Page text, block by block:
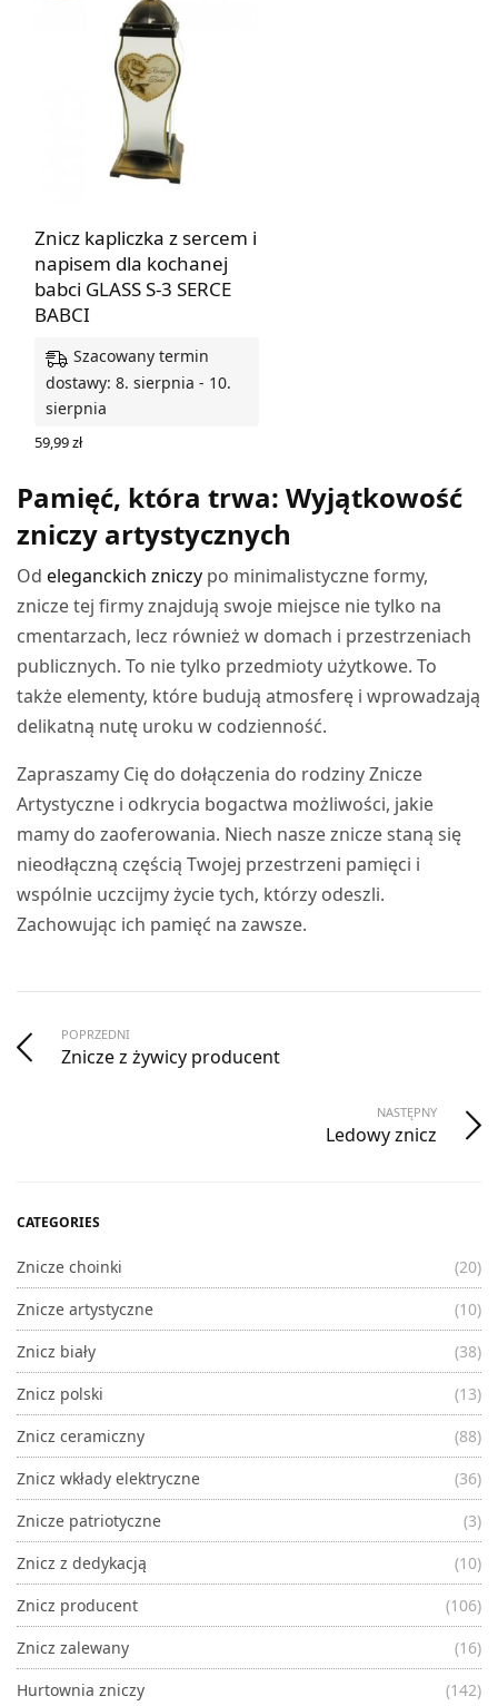
Znicz kapliczka z sercem i
napisem dla kochanej
babci GLASS S-3 SERCE
BABCI
Szacowany termin
dostawy: 8. sierpnia - 10.
sierpnia
59,99zł
Pamięć, która trwa: Wyjątkowość
zniczy artystycznych
Odeleganckich zniczy po minimalistyczne formy,
znicze tej firmy znajdują swoje miejsce nie tylko na
cmentarzach, lecz również w domach i przestrzeniach
publicznych. To nie tylko przedmioty użytkowe. To
także elementy, które budują atmosferę i wprowadzają
delikatną nutę uroku w codzienność.
Zapraszamy Cię do dołączenia do rodziny Znicze
Artystyczne i odkrycia bogactwa możliwości, jakie
mamy do zaoferowania. Niech nasze znicze staną się
nieodłączną częścią Twojej przestrzeni pamięci i
wspólnie uczcijmy życie tych, którzy odeszli.
Zachowując ich pamięć na zawsze.
POPRZEDNI
Znicze z żywicy producent
NASTĘPNY
Ledowy znicz
CATEGORIES
Znicze choinki
(20)
Znicze artystyczne
(10)
Znicz biały
(38)
Znicz polski
(13)
Znicz ceramiczny
(88)
Znicz wkłady elektryczne
(36)
Znicze patriotyczne
(3)
Znicz z dedykacją
(10)
Znicz producent
(106)
Znicz zalewany
(16)
Hurtownia zniczy
(142)